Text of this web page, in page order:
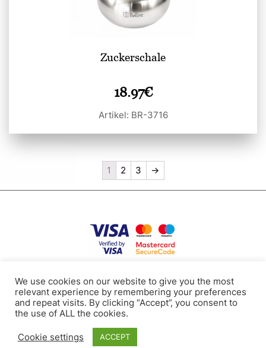
Zuckerschale
18.97€
Artikel: BR-3716
1 2 3 →
Tel: +371 24112117
RAVA SIA, Registriernr.: 40003919188, Zeltritu st. 20-65, Marupe, Latvia
We use cookies on our website to give you the most
relevant experience by remembering your preferences
and repeat visits. By clicking “Accept”, you consent to
the use of ALL the cookies.
Cookie settings ACCEPT